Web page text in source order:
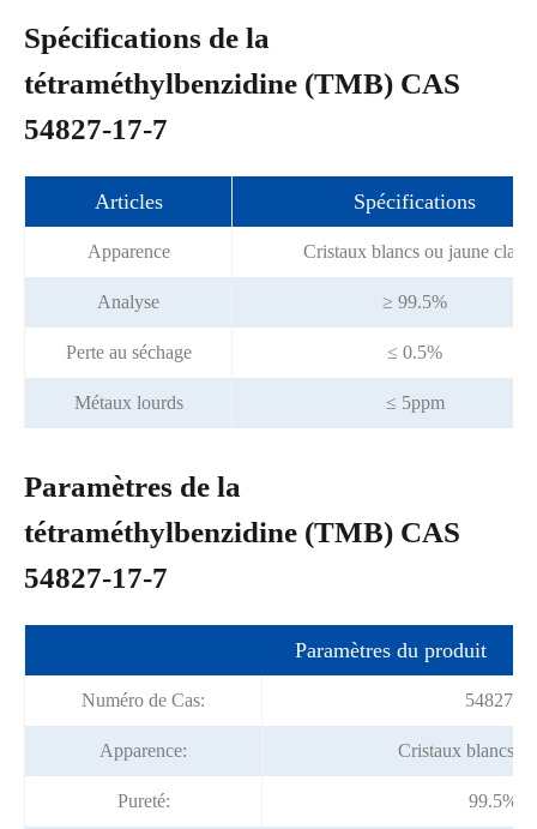
Spécifications de la
tétraméthylbenzidine (TMB) CAS
54827-17-7
Articles Spécifications
Apparence Cristaux blancs ou jaune clair
Analyse ≥ 99.5%
Perte au séchage ≤ 0.5%
Métaux lourds ≤ 5ppm
Paramètres de la
tétraméthylbenzidine (TMB) CAS
54827-17-7
Paramètres du produit
Numéro de Cas: 54827-
Apparence: Cristaux blancs
Pureté: 99.5%